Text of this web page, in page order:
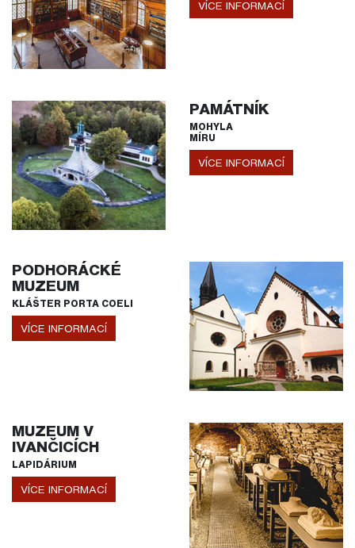
VÍCE INFORMACÍ
PAMÁTNÍK
MOHYLA
MÍRU
VÍCE INFORMACÍ
PODHORÁCKÉ
MUZEUM
KLÁŠTER PORTA COELI
VÍCE INFORMACÍ
MUZEUM V
IVANČICÍCH
LAPIDÁRIUM
VÍCE INFORMACÍ